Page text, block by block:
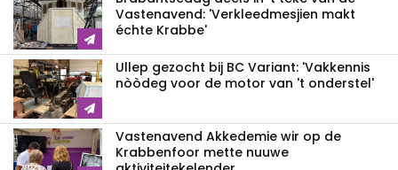
Vastenavend: 'Verkleedmesjien makt
échte Krabbe'
Ullep gezocht bij BC Variant: 'Vakkennis
nòòdeg voor de motor van 't onderstel'
Vastenavend Akkedemie wir op de
Krabbenfoor mette nuuwe